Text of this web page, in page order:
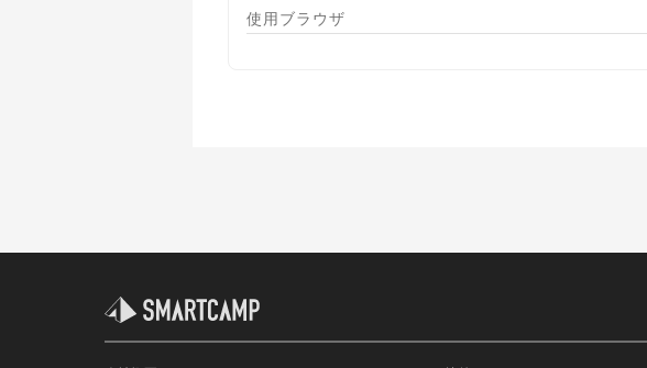
使用ブラウザ